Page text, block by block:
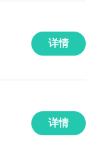
详情
详情